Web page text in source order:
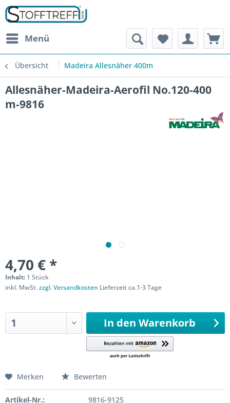
Menü
Übersicht Madeira Allesnäher 400m
Allesnäher-Madeira-Aerofil No.120-400
m-9816
4,70 € *
Inhalt: 1 Stück
inkl. MwSt.zzgl. Versandkosten Lieferzeit ca.1-3 Tage
In den Warenkorb
Merken Bewerten
Artikel-Nr.: 9816-9125